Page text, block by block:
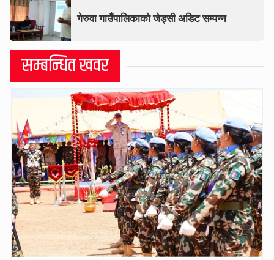
गेरुवा गाउँपालिकाको जेड्सी अडिट सम्पन्न
सम्बन्धित खवर